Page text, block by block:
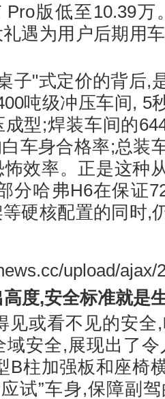
Pro版低至10.39
遇为用户后期用
"式定价的背后,
吨级冲压车间, 5
型;焊装车间的
车身合格率;总装
效率。正是这种
分哈弗H6在保证
硬核配置的同时,
度,安全标准就是
或看不见的安全,
域安全,展现出了
柱加强板和座椅
试”车身,保障副